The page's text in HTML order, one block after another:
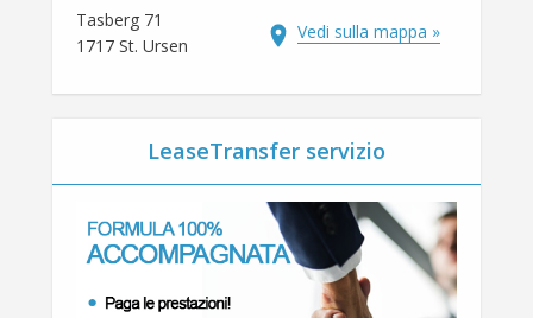
Tasberg 71
1717 St. Ursen
Vedi sulla mappa »
LeaseTransfer servizio